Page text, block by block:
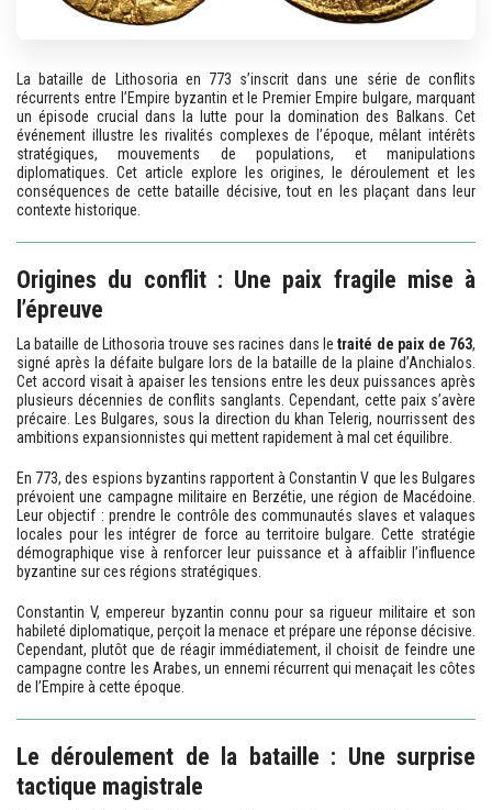
La bataille de Lithosoria en 773 s’inscrit dans une série de conflits
récurrents entre l’Empire byzantin et le Premier Empire bulgare, marquant
un épisode crucial dans la lutte pour la domination des Balkans. Cet
événement illustre les rivalités complexes de l’époque, mêlant intérêts
stratégiques, mouvements de populations, et manipulations
diplomatiques. Cet article explore les origines, le déroulement et les
conséquences de cette bataille décisive, tout en les plaçant dans leur
contexte historique.
Origines du conflit : Une paix fragile mise à
l’épreuve
La bataille de Lithosoria trouve ses racines dans letraité de paix de 763,
signé après la défaite bulgare lors de la bataille de la plaine d’Anchialos.
Cet accord visait à apaiser les tensions entre les deux puissances après
plusieurs décennies de conflits sanglants. Cependant, cette paix s’avère
précaire. Les Bulgares, sous la direction du khan Telerig, nourrissent des
ambitions expansionnistes qui mettent rapidement à mal cet équilibre.
En 773, des espions byzantins rapportent à Constantin V que les Bulgares
prévoient une campagne militaire en Berzétie, une région de Macédoine.
Leur objectif : prendre le contrôle des communautés slaves et valaques
locales pour les intégrer de force au territoire bulgare. Cette stratégie
démographique vise à renforcer leur puissance et à affaiblir l’influence
byzantine sur ces régions stratégiques.
Constantin V, empereur byzantin connu pour sa rigueur militaire et son
habileté diplomatique, perçoit la menace et prépare une réponse décisive.
Cependant, plutôt que de réagir immédiatement, il choisit de feindre une
campagne contre les Arabes, un ennemi récurrent qui menaçait les côtes
de l’Empire à cette époque.
Le déroulement de la bataille : Une surprise
tactique magistrale